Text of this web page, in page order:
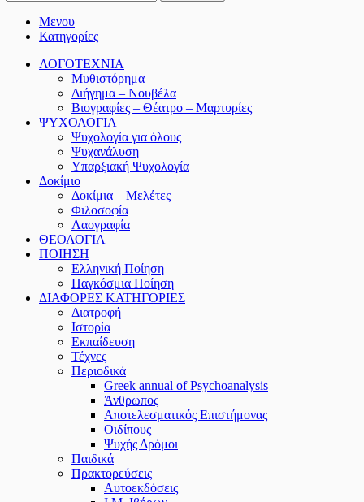
Μενου
Κατηγορίες
ΛΟΓΟΤΕΧΝΙΑ
Μυθιστόρημα
Διήγημα – Νουβέλα
Βιογραφίες – Θέατρο – Μαρτυρίες
ΨΥΧΟΛΟΓΙΑ
Ψυχολογία για όλους
Ψυχανάλυση
Υπαρξιακή Ψυχολογία
Δοκίμιο
Δοκίμια – Μελέτες
Φιλοσοφία
Λαογραφία
ΘΕΟΛΟΓΙΑ
ΠΟΙΗΣΗ
Ελληνική Ποίηση
Παγκόσμια Ποίηση
ΔΙΑΦΟΡΕΣ ΚΑΤΗΓΟΡΙΕΣ
Διατροφή
Ιστορία
Εκπαίδευση
Τέχνες
Περιοδικά
Greek annual of Psychoanalysis
Άνθρωπος
Αποτελεσματικός Επιστήμονας
Οιδίπους
Ψυχής Δρόμοι
Παιδικά
Πρακτoρεύσεις
Αυτοεκδόσεις